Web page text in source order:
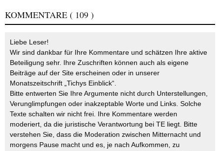
KOMMENTARE ( 109 )
Liebe Leser!
Wir sind dankbar für Ihre Kommentare und schätzen Ihre aktive
Beteiligung sehr. Ihre Zuschriften können auch als eigene
Beiträge auf der Site erscheinen oder in unserer
Monatszeitschrift „Tichys Einblick“.
Bitte entwerten Sie Ihre Argumente nicht durch Unterstellungen,
Verunglimpfungen oder inakzeptable Worte und Links. Solche
Texte schalten wir nicht frei. Ihre Kommentare werden
moderiert, da die juristische Verantwortung bei TE liegt. Bitte
verstehen Sie, dass die Moderation zwischen Mitternacht und
morgens Pause macht und es, je nach Aufkommen, zu